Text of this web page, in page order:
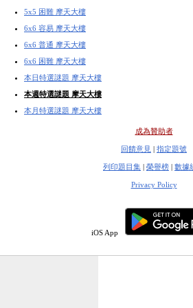
5x5 困難 摩天大樓
6x6 容易 摩天大樓
6x6 普通 摩天大樓
6x6 困難 摩天大樓
本日特選謎題 摩天大樓
本週特選謎題 摩天大樓
本月特選謎題 摩天大樓
成為贊助者
回饋意見 | 指定題號
列印題目集 | 榮譽榜 | 數據
Privacy Policy
iOS App